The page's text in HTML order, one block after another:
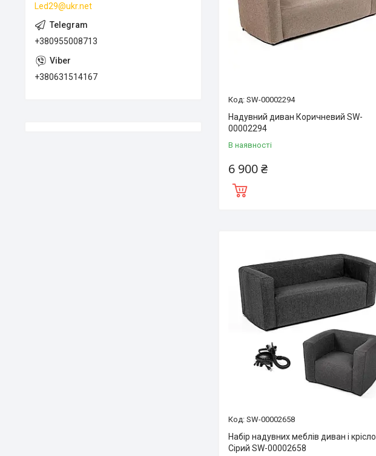
SW-00002294
Надувний диван Коричневий SW-
00002294
В наявності
6 900 ₴
SW-00002658
Набір надувних меблів диван і крісло
Сірий SW-00002658
Led29@ukr.net
+380955008713
+380631514167